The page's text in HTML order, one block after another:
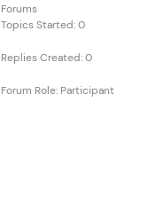
Forums
Topics Started: 0
Replies Created: 0
Forum Role: Participant